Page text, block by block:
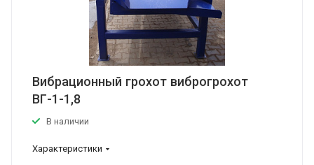
Вибрационный грохот виброгрохот
ВГ-1-1,8
В наличии
Характеристики